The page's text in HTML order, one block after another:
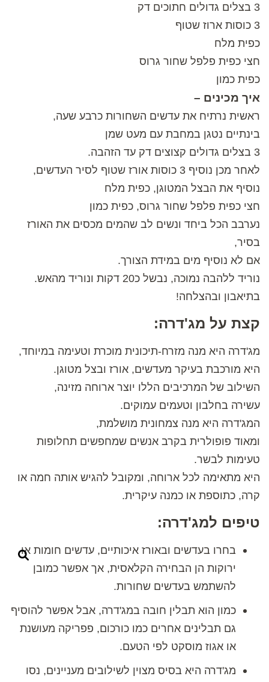
3 בצלים גדולים חתוכים דק
3 כוסות ארוז שטוף
כפית מלח
חצי כפית פלפל שחור גרוס
כפית כמון
איך מכינים –
ראשית נרתיח את עדשים השחורות כרבע שעה,
בינתיים נטגן במחבת עם מעט שמן
3 בצלים גדולים קצוצים דק עד הזהבה.
לאחר מכן נוסיף 3 כוסות אורז שטוף לסיר העדשים,
נוסיף את הבצל המטוגן, כפית מלח
חצי כפית פלפל שחור גרוס, כפית כמון
נערבב הכל ביחד ונשים לב שהמים מכסים את האורז
בסיר,
אם לא נוסיף מים במידת הצורך.
נוריד ללהבה נמוכה, נבשל כ20 דקות ונוריד מהאש.
בתיאבון ובהצלחה!
קצת על מג'דרה:
מג'דרה היא מנה מזרח-תיכונית מוכרת וטעימה במיוחד,
היא מורכבת בעיקר מעדשים, אורז ובצל מטוגן.
השילוב של המרכיבים הללו יוצר ארוחה מזינה,
עשירה בחלבון וטעמים עמוקים.
המג'דרה היא מנה צמחונית מושלמת,
ומאוד פופולרית בקרב אנשים שמחפשים תחלופות
טעימות לבשר.
היא מתאימה לכל ארוחה, ומקובל להגיש אותה חמה או
קרה, כתוספת או כמנה עיקרית.
טיפים למג'דרה:
בחרו בעדשים ובאורז איכותיים, עדשים חומות או
ירוקות הן הבחירה הקלאסית, אך אפשר כמובן
להשתמש בעדשים שחורות.
כמון הוא תבלין חובה במג'דרה, אבל אפשר להוסיף
גם תבלינים אחרים כמו כורכום, פפריקה מעושנת
או אגוז מוסקט לפי הטעם.
מג'דרה היא בסיס מצוין לשילובים מעניינים, נסו